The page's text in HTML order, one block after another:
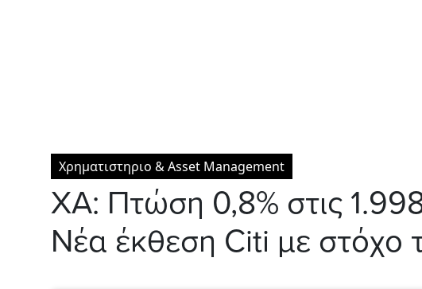
Χρηματιστηριο & Asset Management
ΧΑ: Πτώση 0,8% στις
Νέα έκθεση Citi με στόχο